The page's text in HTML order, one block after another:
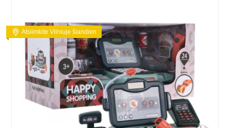
Atsiimkite Vilniuje šiandien